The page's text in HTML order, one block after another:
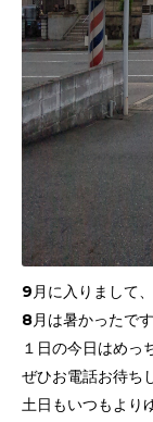
9月に入りまして
8月は暑かったで
１日の今日はめっ
ぜひお電話お待ち
土日もいつもより